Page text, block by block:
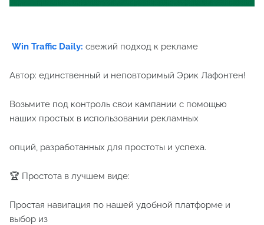
Win Traffic Daily: свежий подход к рекламе
Автор: единственный и неповторимый Эрик Лафонтен!
Возьмите под контроль свои кампании с помощью
наших простых в использовании рекламных
опций, разработанных для простоты и успеха.
🏆 Простота в лучшем виде:
Простая навигация по нашей удобной платформе и
выбор из